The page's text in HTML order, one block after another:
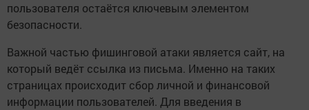
пользователя остаётся ключевым элементом
безопасности.
Важной частью фишинговой атаки является сайт, на
который ведёт ссылка из письма. Именно на таких
страницах происходит сбор личной и финансовой
информации пользователей. Для введения в